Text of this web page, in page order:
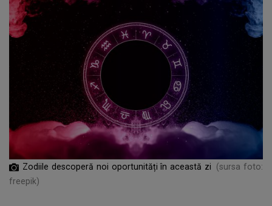
Zodiile descoperă noi oportunități în această zi
(sursa foto:
freepik)